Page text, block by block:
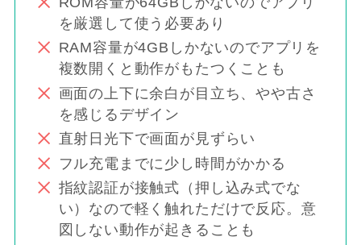
を厳選して使う必要あり
RAM容量が4GBしかないのでアプリを
複数開くと動作がもたつくことも
画面の上下に余白が目立ち、やや古さ
を感じるデザイン
直射日光下で画面が見ずらい
フル充電までに少し時間がかかる
指紋認証が接触式（押し込み式でな
い）なので軽く触れただけで反応。意
図しない動作が起きることも